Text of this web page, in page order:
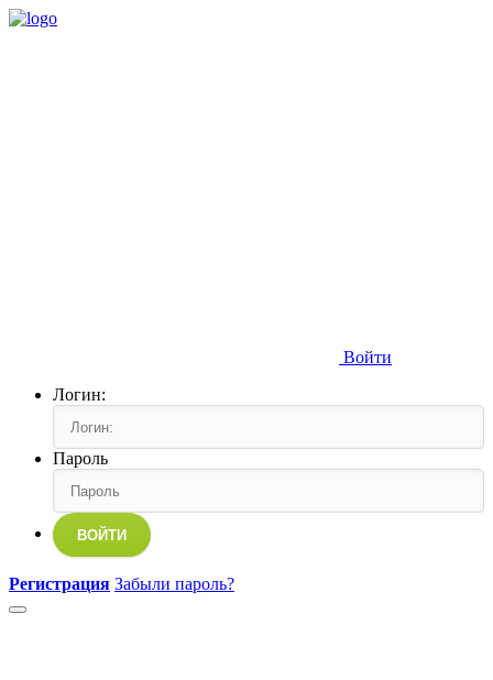
Войти
Логин:
Пароль
ВОЙТИ
Регистрация Забыли пароль?